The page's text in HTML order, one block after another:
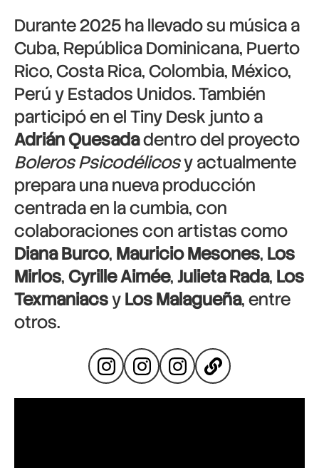
Durante 2025 ha llevado su música a
Cuba, República Dominicana, Puerto
Rico, Costa Rica, Colombia, México,
Perú y Estados Unidos. También
participó en el Tiny Desk junto a
Adrián Quesadadentro del proyecto
Boleros Psicodélicosy actualmente
prepara una nueva producción
centrada en la cumbia, con
colaboraciones con artistas como
Diana Burco, Mauricio Mesones, Los
Mirlos,Cyrille Aimée,Julieta Rada, Los
TexmaniacsyLos Malagueña, entre
otros.